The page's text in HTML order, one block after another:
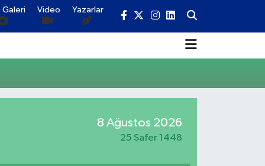
Galeri Video Yazarlar
8 Ağustos 2026
25 Safer 1448